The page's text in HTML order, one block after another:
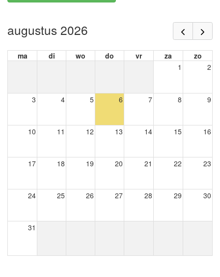
augustus 2026
ma di wo do vr za
zo
1
2
3 4 5 6 7 8 9
10 11 12 13 14 15 16
17 18 19 20 21 22 23
24 25 26 27 28 29 30
31